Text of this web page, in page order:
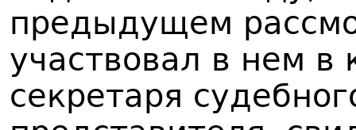
предыдущем
участвовал в нем в
секретаря